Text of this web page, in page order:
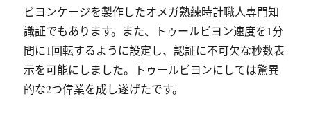
ビヨンケージを製作したオメガ熟練時計職人専門知
識証でもあります。また、トゥールビヨン速度を1分
間に1回転するように設定し、認証に不可欠な秒数表
示を可能にしました。トゥールビヨンにしては驚異
的な2つ偉業を成し遂げたです。